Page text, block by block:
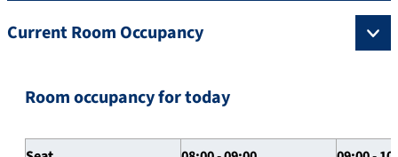
Current Room Occupancy
Room occupancy for today